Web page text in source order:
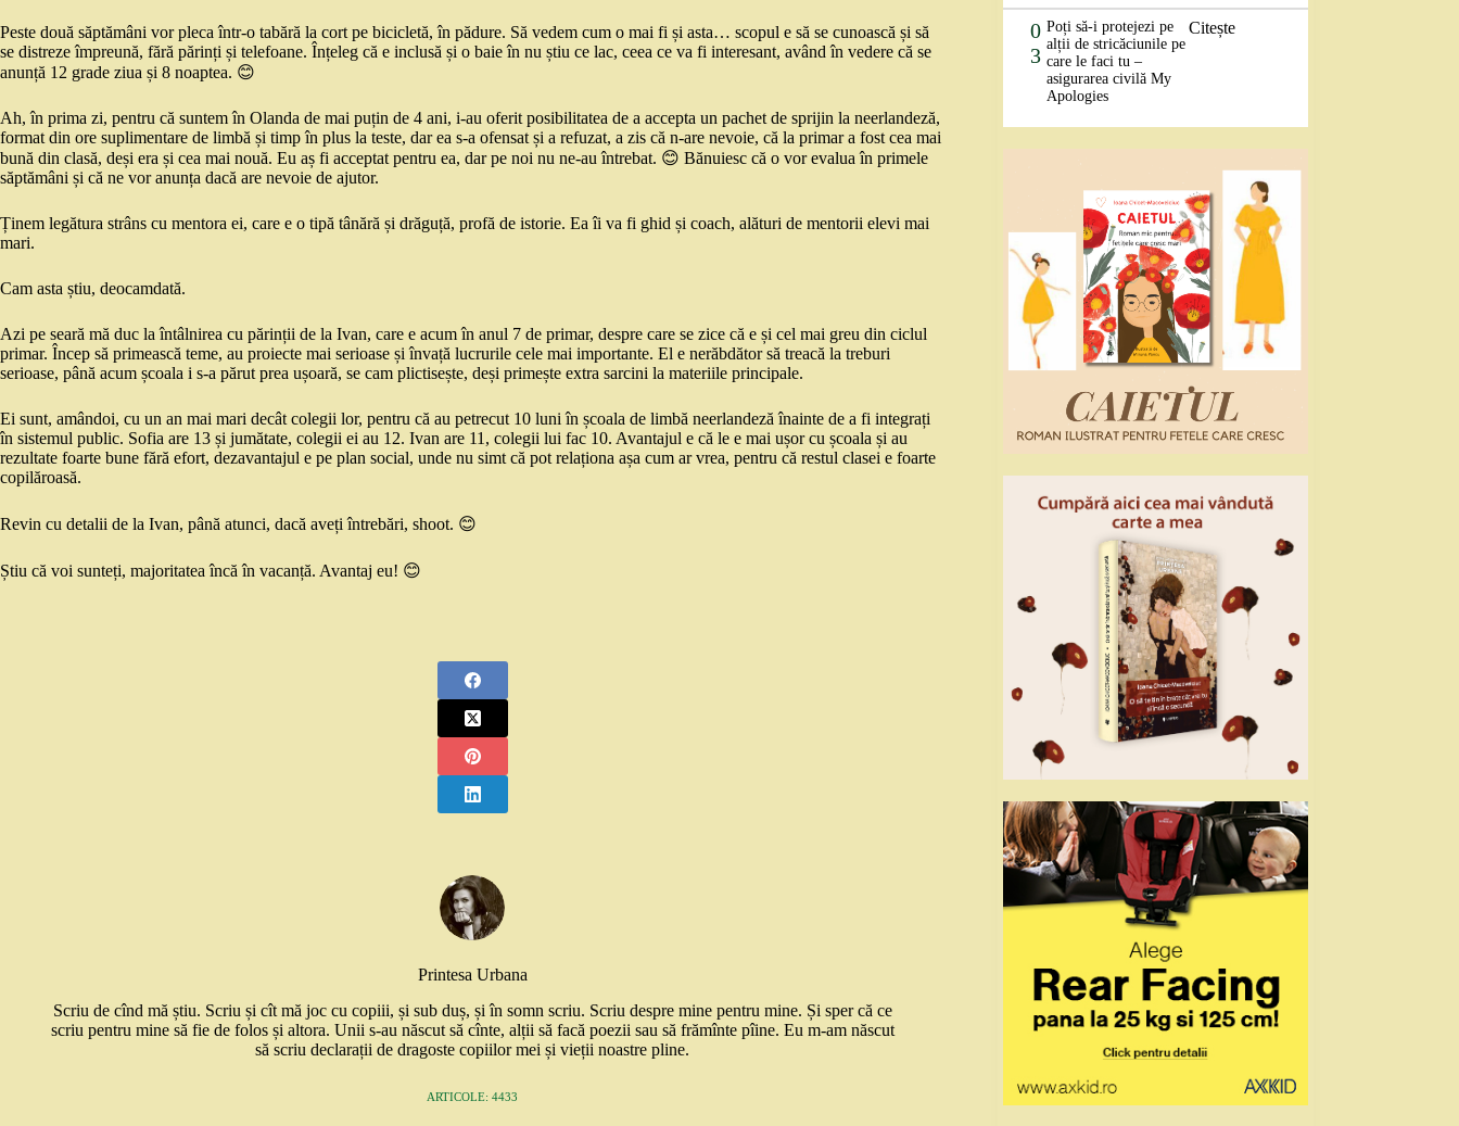
Peste două săptămâni vor pleca într-o tabără la cort pe bicicletă, în pădure. Să vedem cum o mai fi și asta… scopul e să se cunoască și să
se distreze împreună, fără părinți și telefoane. Înțeleg că e inclusă și o baie în nu știu ce lac, ceea ce va fi interesant, având în vedere că se
anunță 12 grade ziua și 8 noaptea. 😊
Ah, în prima zi, pentru că suntem în Olanda de mai puțin de 4 ani, i-au oferit posibilitatea de a accepta un pachet de sprijin la neerlandeză,
format din ore suplimentare de limbă și timp în plus la teste, dar ea s-a ofensat și a refuzat, a zis că n-are nevoie, că la primar a fost cea mai
bună din clasă, deși era și cea mai nouă. Eu aș fi acceptat pentru ea, dar pe noi nu ne-au întrebat. 😊 Bănuiesc că o vor evalua în primele
săptămâni și că ne vor anunța dacă are nevoie de ajutor.
Ținem legătura strâns cu mentora ei, care e o tipă tânără și drăguță, profă de istorie. Ea îi va fi ghid și coach, alături de mentorii elevi mai
mari.
Cam asta știu, deocamdată.
Azi pe seară mă duc la întâlnirea cu părinții de la Ivan, care e acum în anul 7 de primar, despre care se zice că e și cel mai greu din ciclul
primar. Încep să primească teme, au proiecte mai serioase și învață lucrurile cele mai importante. El e nerăbdător să treacă la treburi
serioase, până acum școala i s-a părut prea ușoară, se cam plictisește, deși primește extra sarcini la materiile principale.
Ei sunt, amândoi, cu un an mai mari decât colegii lor, pentru că au petrecut 10 luni în școala de limbă neerlandeză înainte de a fi integrați
în sistemul public. Sofia are 13 și jumătate, colegii ei au 12. Ivan are 11, colegii lui fac 10. Avantajul e că le e mai ușor cu școala și au
rezultate foarte bune fără efort, dezavantajul e pe plan social, unde nu simt că pot relaționa așa cum ar vrea, pentru că restul clasei e foarte
copilăroasă.
Revin cu detalii de la Ivan, până atunci, dacă aveți întrebări, shoot. 😊
Știu că voi sunteți, majoritatea încă în vacanță. Avantaj eu! 😊
Printesa Urbana
Scriu de cînd mă știu. Scriu și cît mă joc cu copiii, și sub duș, și în somn scriu. Scriu despre mine pentru mine. Și sper că ce
scriu pentru mine să fie de folos și altora. Unii s-au născut să cînte, alții să facă poezii sau să frămînte pîine. Eu m-am născut
să scriu declarații de dragoste copiilor mei și vieții noastre pline.
ARTICOLE: 4433
0
3
Poți să-i protejezi pe
alții de stricăciunile pe
care le faci tu –
asigurarea civilă My
Apologies
Citește